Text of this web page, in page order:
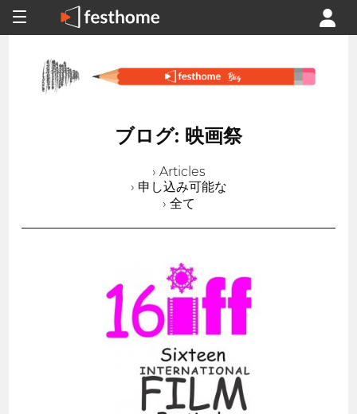
ブログ: 映画祭
› Articles
› 申し込み可能な
› 全て